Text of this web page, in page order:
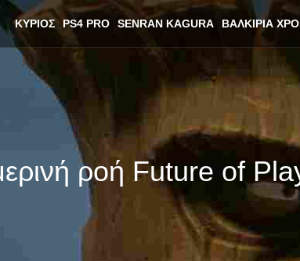
ΚΎΡΙΟΣ PS4 PRO SENRAN KAGURA ΒΑΛΚΊΡΙΑ
ροή Future of